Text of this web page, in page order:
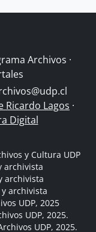
Archivos ·
Ricardo Lagos ·
Digital
y Cultura UDP
archivista
archivista
archivista
UDP, 2025
UDP, 2025.
UDP, 2025.